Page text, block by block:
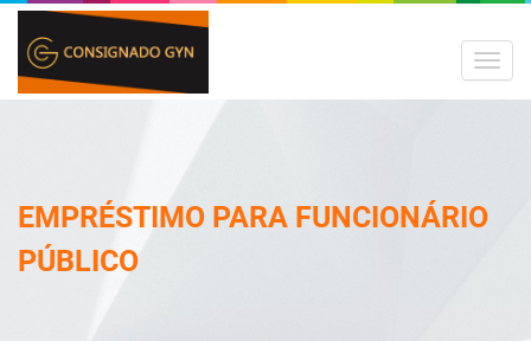
MENU
EMPRÉSTIMO PARA FUNCIONÁRIO
PÚBLICO